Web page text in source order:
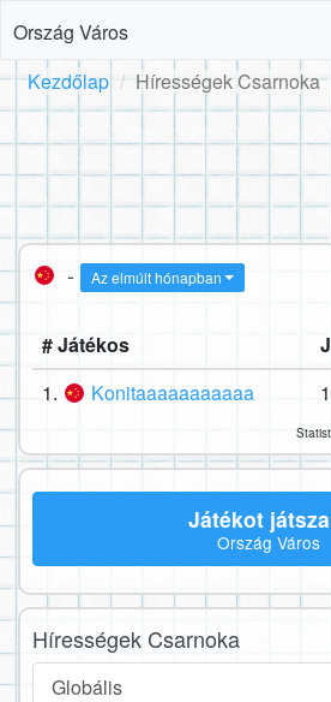
Ország Város
Kezdőlap Hírességek Csarnoka
- Az elmúlt hónapban
# Játékos
1.
Konitaaaaaaaaaaa 1
Játékot
Ország Város
Hírességek Csarnoka
Globális